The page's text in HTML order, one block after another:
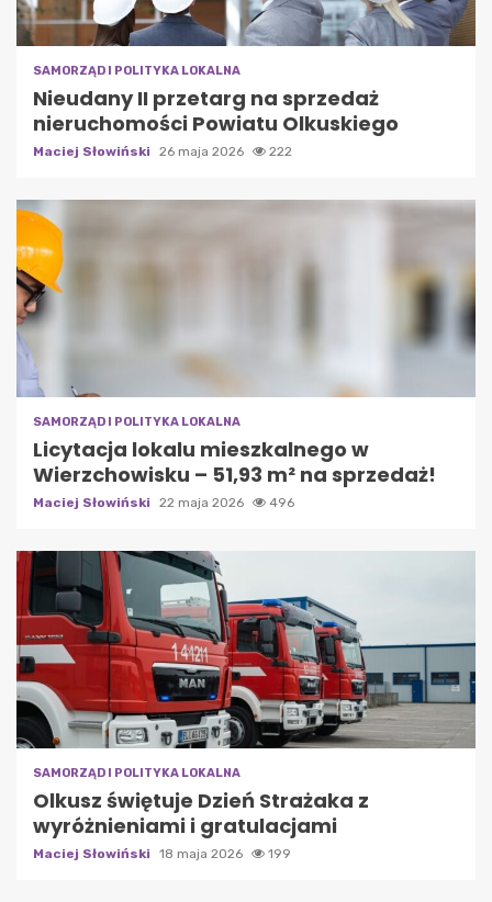
SAMORZĄD I POLITYKA LOKALNA
Nieudany II przetarg na sprzedaż
nieruchomości Powiatu Olkuskiego
Maciej Słowiński 26 maja 2026 222
SAMORZĄD I POLITYKA LOKALNA
Licytacja lokalu mieszkalnego w
Wierzchowisku – 51,93 m² na sprzedaż!
Maciej Słowiński 22 maja 2026 496
SAMORZĄD I POLITYKA LOKALNA
Olkusz świętuje Dzień Strażaka z
wyróżnieniami i gratulacjami
Maciej Słowiński 18 maja 2026 199